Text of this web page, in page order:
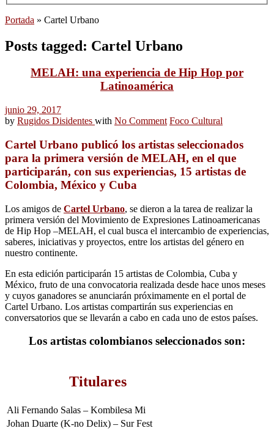
Portada » Cartel Urbano
Posts tagged: Cartel Urbano
MELAH: una experiencia de Hip Hop por
Latinoamérica
junio 29, 2017
by Rugidos Disidentes with No Comment Foco Cultural
Cartel Urbano publicó los artistas seleccionados
para la primera versión de MELAH, en el que
participarán, con sus experiencias, 15 artistas de
Colombia, México y Cuba
Los amigos de Cartel Urbano, se dieron a la tarea de realizar la
primera versión del Movimiento de Expresiones Latinoamericanas
de Hip Hop –MELAH, el cual busca el intercambio de experiencias,
saberes, iniciativas y proyectos, entre los artistas del género en
nuestro continente.
En esta edición participarán 15 artistas de Colombia, Cuba y
México, fruto de una convocatoria realizada desde hace unos meses
y cuyos ganadores se anunciarán próximamente en el portal de
Cartel Urbano. Los artistas compartirán sus experiencias en
conversatorios que se llevarán a cabo en cada uno de estos países.
Los artistas colombianos seleccionados son:
Titulares
Ali Fernando Salas – Kombilesa Mi
Johan Duarte (K-no Delix) – Sur Fest